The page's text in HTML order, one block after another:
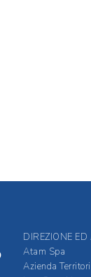
DIREZIONE
Atam Spa
Azienda